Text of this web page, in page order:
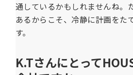
通しているかもしれませんね。
あるからこそ、冷静に計画をた
す。
K.Tさんにとって